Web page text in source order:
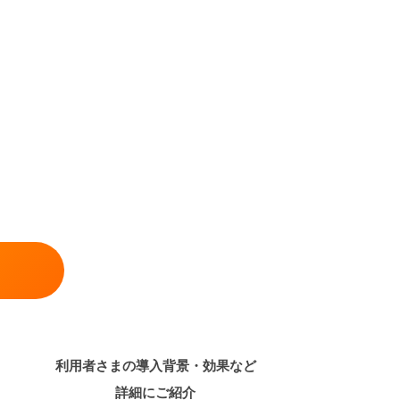
利用者さまの導入背景・効果など
詳細にご紹介